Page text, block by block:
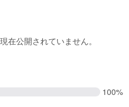
在公開されていません。
100%